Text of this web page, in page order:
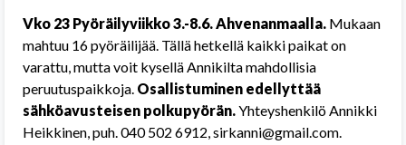
Vko 23 Pyöräilyviikko 3.-8.6. Ahvenanmaalla. Mukaan
mahtuu 16 pyöräilijää. Tällä hetkellä kaikki paikat on
varattu, mutta voit kysellä Annikilta mahdollisia
peruutuspaikkoja. Osallistuminen edellyttää
sähköavusteisen polkupyörän.Yhteyshenkilö Annikki
Heikkinen, puh. 040 502 6912, sirkanni@gmail.com.